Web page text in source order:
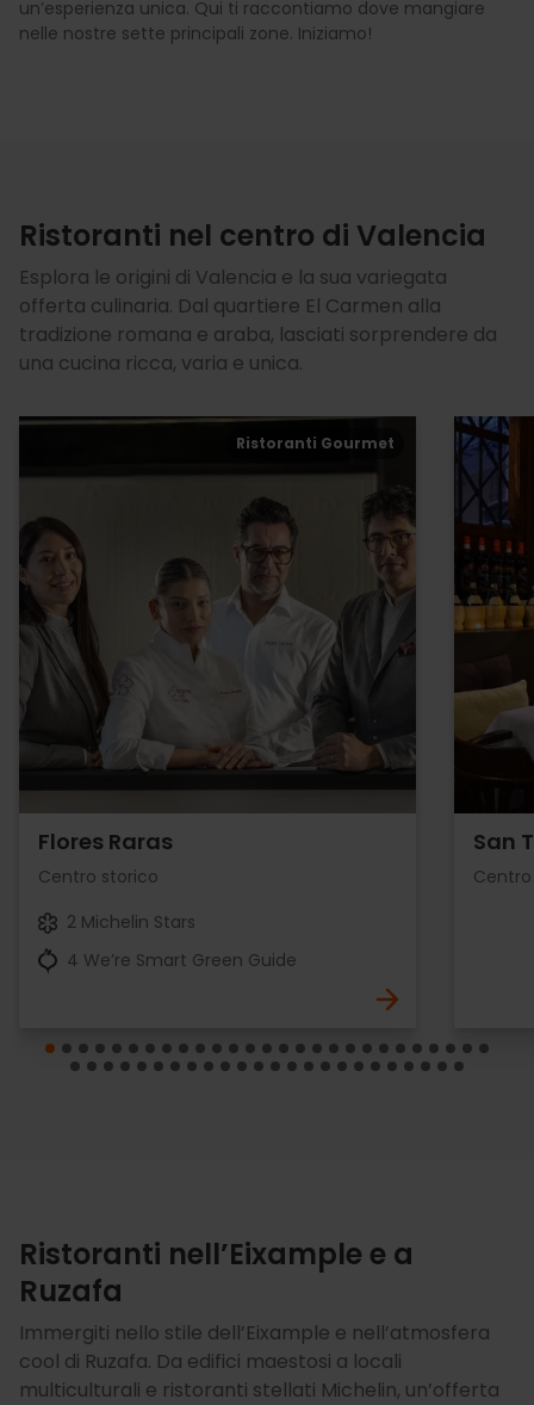
un’esperienza unica. Qui ti raccontiamo dove mangiare
nelle nostre sette principali zone. Iniziamo!
Ristoranti nel centro di Valencia
Esplora le origini di Valencia e la sua variegata
offerta culinaria. Dal quartiere El Carmen alla
tradizione romana e araba, lasciati sorprendere da
una cucina ricca, varia e unica.
Flores Raras
Centro storico
2 Michelin Stars
4 We’re Smart Green Guide
Ristoranti Gourmet
San
Ristoranti nell’Eixample e a
Ruzafa
Immergiti nello stile dell’Eixample e nell’atmosfera
cool di Ruzafa. Da edifici maestosi a locali
multiculturali e ristoranti stellati Michelin, un’offerta